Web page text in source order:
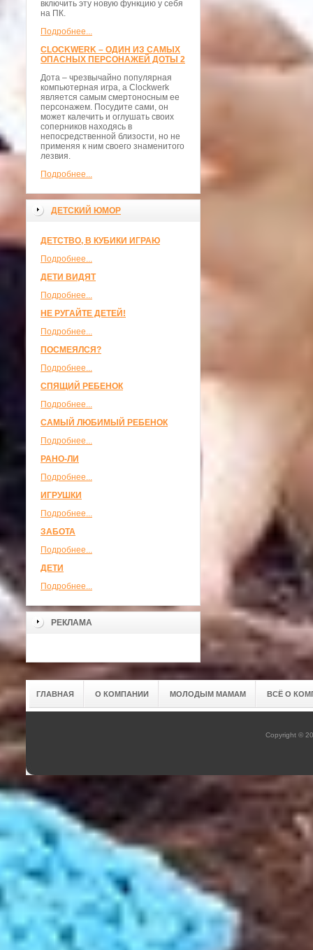
включить эту новую функцию у себя
на ПК.
Подробнее...
CLOCKWERK – ОДИН ИЗ САМЫХ
ОПАСНЫХ ПЕРСОНАЖЕЙ ДОТЫ 2
Дота – чрезвычайно популярная
компьютерная игра, а Clockwerk
является самым смертоносным ее
персонажем. Посудите сами, он
может калечить и оглушать своих
соперников находясь в
непосредственной близости, но не
применяя к ним своего знаменитого
лезвия.
Подробнее...
ДЕТСКИЙ ЮМОР
ДЕТСТВО, В КУБИКИ ИГРАЮ
Подробнее...
ДЕТИ ВИДЯТ
Подробнее...
НЕ РУГАЙТЕ ДЕТЕЙ!
Подробнее...
ПОСМЕЯЛСЯ?
Подробнее...
СПЯЩИЙ РЕБЕНОК
Подробнее...
САМЫЙ ЛЮБИМЫЙ РЕБЕНОК
Подробнее...
РАНО-ЛИ
Подробнее...
ИГРУШКИ
Подробнее...
ЗАБОТА
Подробнее...
ДЕТИ
Подробнее...
РЕКЛАМА
ГЛАВНАЯ О КОМПАНИИ МОЛОДЫМ МАМАМ ВСЁ О
Copyright ©